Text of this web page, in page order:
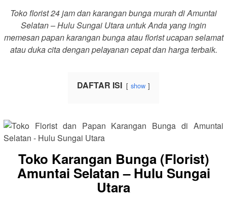
Toko florist 24 jam dan karangan bunga murah di Amuntai
Selatan – Hulu Sungai Utara untuk Anda yang ingin
memesan papan karangan bunga atau florist ucapan selamat
atau duka cita dengan pelayanan cepat dan harga terbaik.
DAFTAR ISI show
Toko Karangan Bunga (Florist)
Amuntai Selatan – Hulu Sungai
Utara